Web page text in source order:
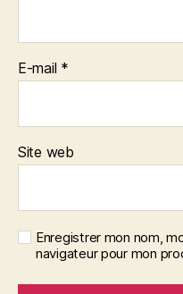
E-mail *
Site web
Enregistrer mon nom,
navigateur pour mon